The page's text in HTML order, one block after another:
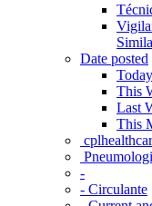
Date posted
Today
This
Last
This
-
- Circulante